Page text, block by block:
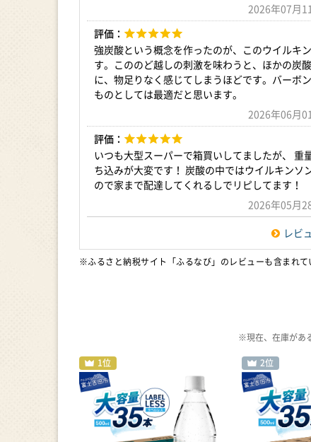
2026年07月
評価：
強炭酸という概念を作ったのが、このウイルキ
す。こののど越しの刺激を味わうと、ほかの炭
に、物足りなく感じてしまうほどです。バーボ
ものとしては最適だと思います。
2026年06月
評価：
いつも大型スーパーで箱買いしてましたが、 重
ち込みが大変です！ 炭酸の中ではウイルキンソ
ので家まで配達してくれるしでリピしてます！
2026年05月
レビ
※ふるさと納税サイト「ふるなび」のレビューも含まれて
※現在、在庫があ